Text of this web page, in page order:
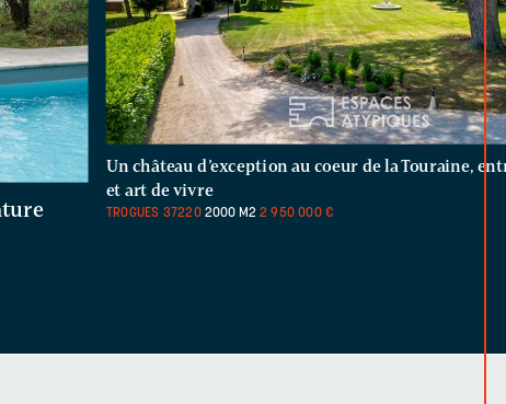
Un château d’exception au coeur de la Touraine,
et art de vivre
TROGUES 37220 2000 M2 2 950 000 €